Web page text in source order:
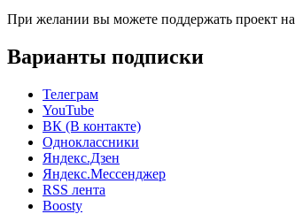
При желании вы можете поддержать проект на
Варианты подписки
Телеграм
YouTube
ВК (В контакте)
Одноклассники
Яндекс.Дзен
Яндекс.Мессенджер
RSS лента
Boosty